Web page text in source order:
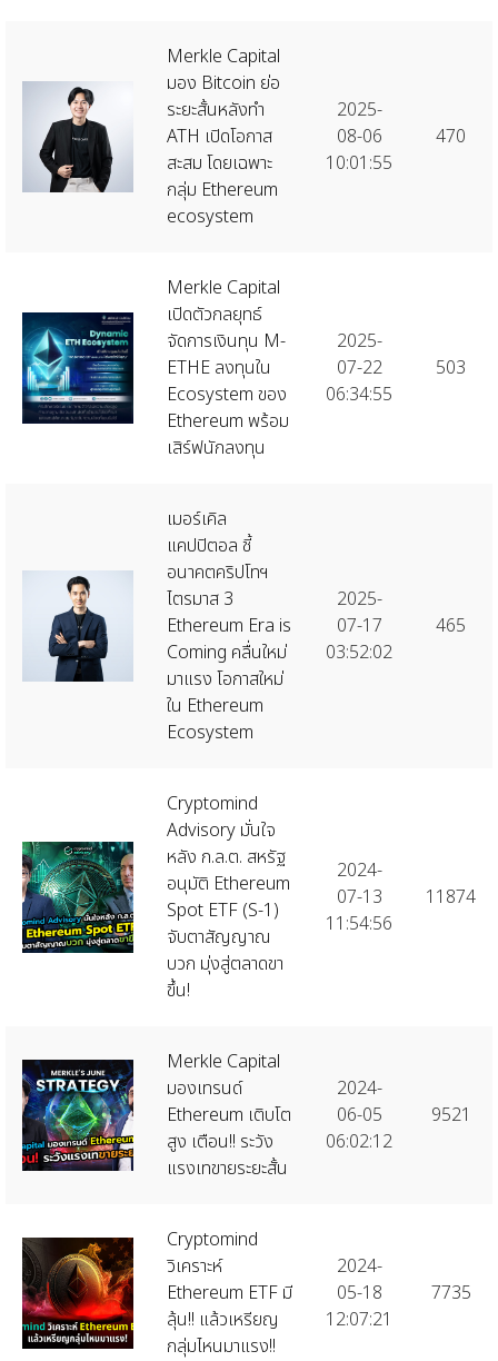
Merkle Capital
มอง Bitcoin ย่อ
ระยะสั้นหลังทำ
ATH เปิดโอกาส
สะสม โดยเฉพาะ
กลุ่ม Ethereum
ecosystem
2025-
08-06
10:01:55
470
Merkle Capital
เปิดตัวกลยุทธ์
จัดการเงินทุน M-
ETHE ลงทุนใน
Ecosystem ของ
Ethereum พร้อม
เสิร์ฟนักลงทุน
2025-
07-22
06:34:55
503
เมอร์เคิล
แคปปิตอล ชี้
อนาคตคริปโทฯ
ไตรมาส 3
Ethereum Era is
Coming คลื่นใหม่
มาแรง โอกาสใหม่
ใน Ethereum
Ecosystem
2025-
07-17
03:52:02
465
Cryptomind
Advisory มั่นใจ
หลัง ก.ล.ต. สหรัฐ
อนุมัติ Ethereum
Spot ETF (S-1)
จับตาสัญญาณ
บวก มุ่งสู่ตลาดขา
ขึ้น!
2024-
07-13
11:54:56
11874
Merkle Capital
มองเทรนด์
Ethereum เติบโต
สูง เตือน!! ระวัง
แรงเทขายระยะสั้น
2024-
06-05
06:02:12
9521
Cryptomind
วิเคราะห์
Ethereum ETF มี
ลุ้น!! แล้วเหรียญ
กลุ่มไหนมาแรง!!
2024-
05-18
12:07:21
7735